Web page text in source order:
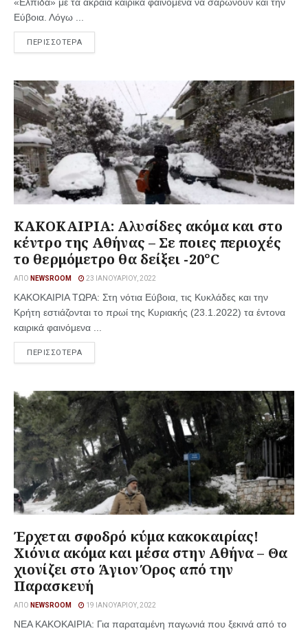
Εύβοια. Λόγω ...
ΠΕΡΙΣΣΟΤΕΡΑ
ΚΑΚΟΚΑΙΡΙΑ: Αλυσίδες ακόμα και στο
κέντρο της Αθήνας – Σε ποιες περιοχές
το θερμόμετρο θα δείξει -20°C
ΑΠΌ NEWSROOM 23 ΙΑΝΟΥΑΡΊΟΥ, 2022
ΚΑΚΟΚΑΙΡΙΑ ΤΩΡΑ: Στη νότια Εύβοια, τις Κυκλάδες και την
Κρήτη εστιάζονται το πρωί της Κυριακής (23.1.2022) τα έντονα
καιρικά φαινόμενα ...
ΠΕΡΙΣΣΟΤΕΡΑ
Έρχεται σφοδρό κύμα κακοκαιρίας!
Χιόνια ακόμα και μέσα στην Αθήνα – Θα
χιονίζει στο Άγιον Όρος από την
Παρασκευή
ΑΠΌ NEWSROOM 19 ΙΑΝΟΥΑΡΊΟΥ, 2022
ΝΕΑ ΚΑΚΟΚΑΙΡΙΑ: Για παραταμένη παγωνιά που ξεκινά από το